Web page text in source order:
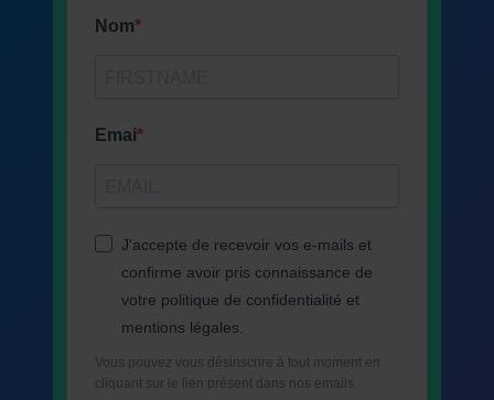
Nom
Emai
J'accepte de recevoir vos e-mails et
confirme avoir pris connaissance de
votre politique de confidentialité et
mentions légales.
Vous pouvez vous désinscrire à tout moment en
cliquant sur le lien présent dans nos emails.